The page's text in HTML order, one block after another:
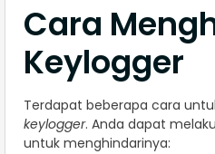
Cara
Keylogger
Terdapat beberapa cara
keylogger. Anda dapat
untuk menghindarinya: